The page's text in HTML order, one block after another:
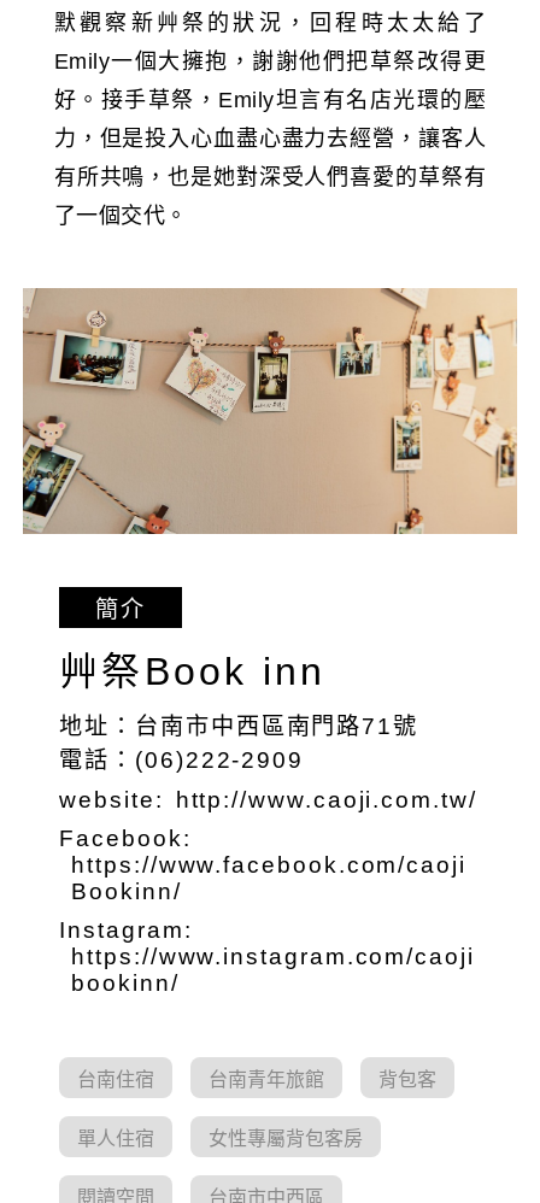
默觀察新艸祭的狀況，回程時太太給了
Emily一個大擁抱，謝謝他們把草祭改得更
好。接手草祭，Emily坦言有名店光環的壓
力，但是投入心血盡心盡力去經營，讓客人
有所共鳴，也是她對深受人們喜愛的草祭有
了一個交代。
簡介
艸祭Book inn
地址：台南市中西區南門路71號
電話：(06)222-2909
website:
http://www.caoji.com.tw/
Facebook:
https://www.facebook.com/caoji
Bookinn/
Instagram:
https://www.instagram.com/caoji
bookinn/
台南住宿 台南青年旅館 背包客
單人住宿 女性專屬背包客房
閱讀空間 台南市中西區